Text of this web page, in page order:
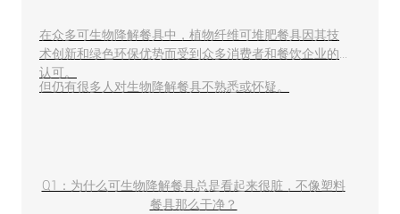
在众多可生物降解餐具中，植物纤维可堆肥餐具因其技
术创新和绿色环保优势而受到众多消费者和餐饮企业的
认可。
但仍有很多人对生物降解餐具不熟悉或怀疑。
Q1：为什么可生物降解餐具总是看起来很脏，不像塑料
餐具那么干净？